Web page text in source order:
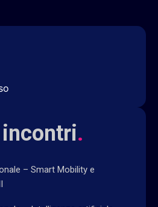
.
– Smart Mobility e